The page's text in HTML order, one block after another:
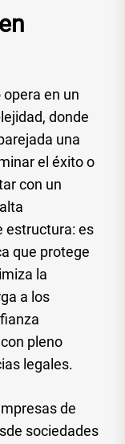
en un
donde
una
el éxito o
con un
estructura: es
que protege
la
a los
pleno
legales.
de
sociedades